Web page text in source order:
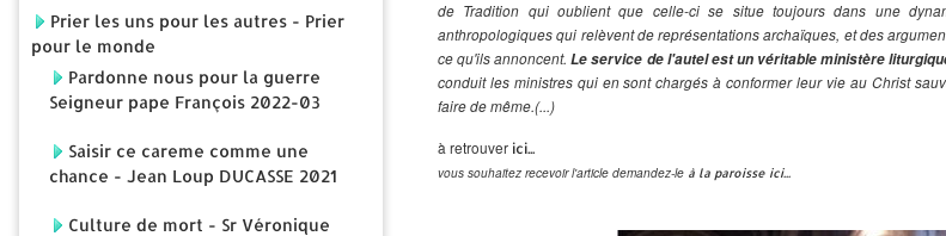
Prier les uns pour les autres - Prier
pour le monde
Pardonne nous pour la guerre
Seigneur pape François 2022-03
Saisir ce careme comme une
chance - Jean Loup DUCASSE 2021
Culture de mort - Sr Véronique
de Tradition qui oublient que celle-ci se situe toujours dans une
anthropologiques qui relèvent de représentations archaïques, et des
ce qu'ils annoncent.Le service de l'autel est un véritable ministère
conduit les ministres qui en sont chargés à conformer leur vie au Christ
faire de même.(...)
à retrouver ici...
vous souhaitez recevoir l'article demandez-le à la paroisse ici...